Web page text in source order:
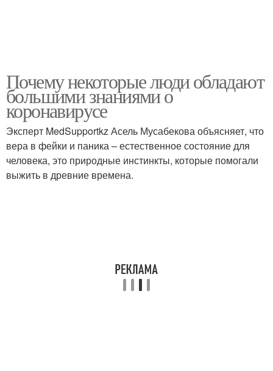
Почему некоторые люди обладают
большими знаниями о
коронавирусе
Эксперт MedSupportkz Асель Мусабекова объясняет, что
вера в фейки и паника – естественное состояние для
человека, это природные инстинкты, которые помогали
выжить в древние времена.